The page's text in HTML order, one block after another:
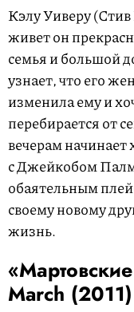
Кэлу Уиверу (Стив
живет он
семья и большой
узнает, что его
изменила ему и
перебирается от
вечерам начинает
с Джейкобом
обаятельным
своему новому
жизнь.
March (2011)